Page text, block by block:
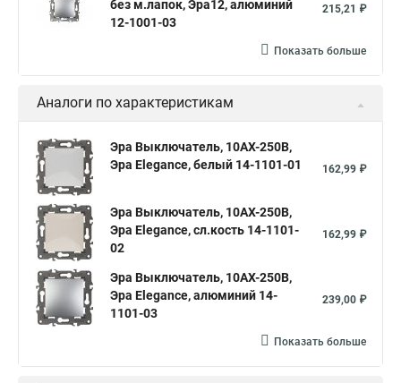
без м.лапок, Эра12, алюминий
12-1001-03
215,21 ₽
Показать больше
Аналоги по характеристикам
Эра Выключатель, 10АХ-250В,
Эра Elegance, белый 14-1101-01
162,99 ₽
Эра Выключатель, 10АХ-250В,
Эра Elegance, сл.кость 14-1101-
02
162,99 ₽
Эра Выключатель, 10АХ-250В,
Эра Elegance, алюминий 14-
1101-03
239,00 ₽
Показать больше